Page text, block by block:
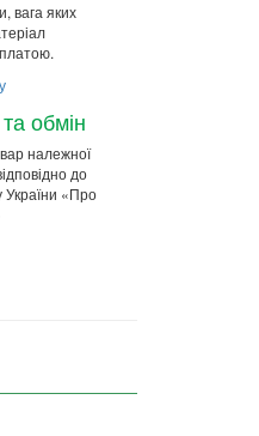
вага яких
обмін
належної
до
України «Про